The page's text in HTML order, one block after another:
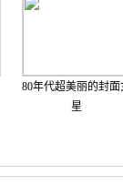
80年代超美丽的封面
星